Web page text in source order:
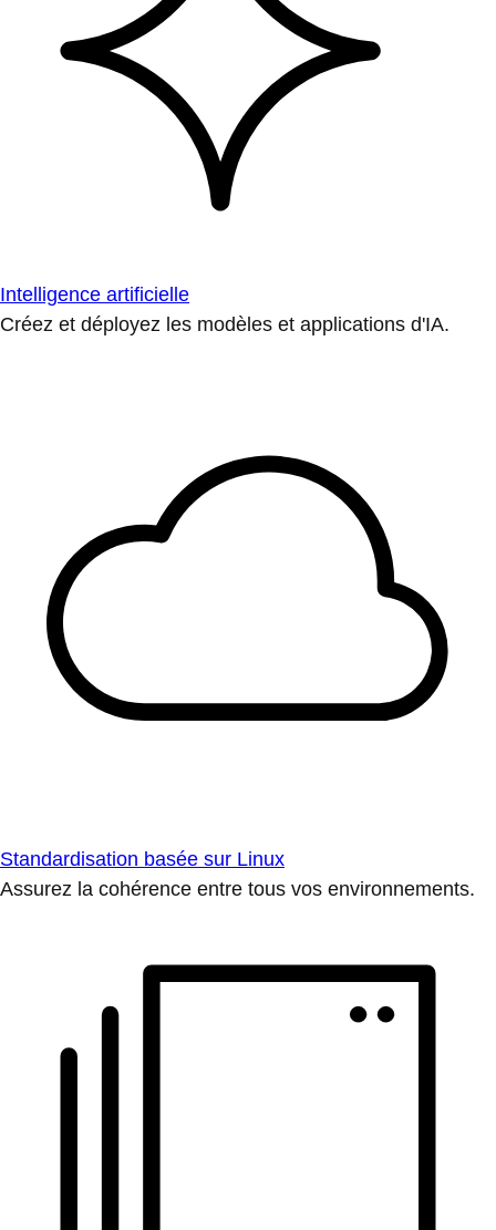
Intelligence artificielle
Créez et déployez les modèles et applications d'IA.
Standardisation basée sur Linux
Assurez la cohérence entre tous vos environnements.